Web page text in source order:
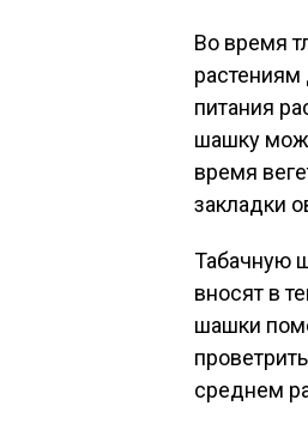
Во время
растениям
питания
шашку
время
закладки
Табачную
вносят в
шашки
среднем